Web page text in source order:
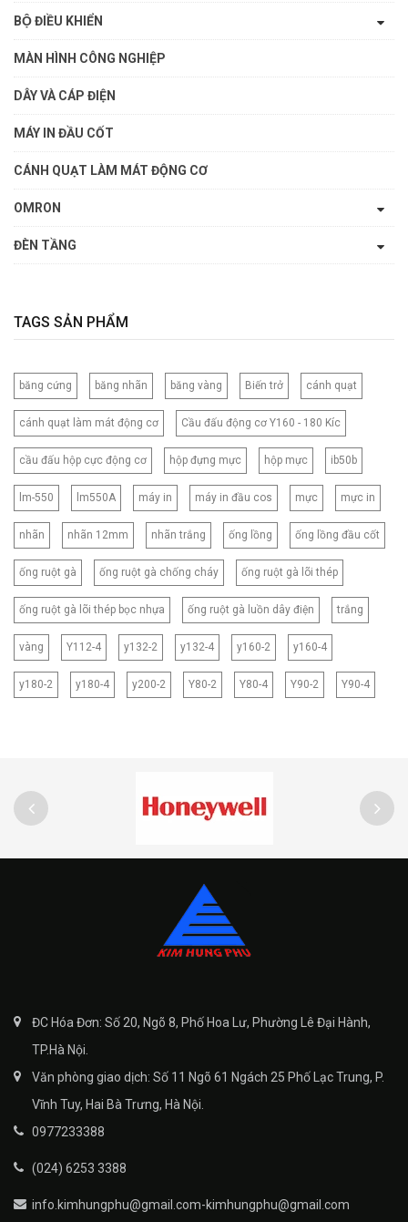
BỘ ĐIỀU KHIỂN
MÀN HÌNH CÔNG NGHIỆP
DÂY VÀ CÁP ĐIỆN
MÁY IN ĐẦU CỐT
CÁNH QUẠT LÀM MÁT ĐỘNG CƠ
OMRON
ĐÈN TẦNG
TAGS SẢN PHẨM
băng cứng băng nhãn băng vàng Biến trở cánh quạt
cánh quạt làm mát động cơ Cầu đấu động cơ Y160 - 180 Kíc
cầu đấu hộp cực động cơ hộp đựng mực hộp mực ib50b
lm-550 lm550A máy in máy in đầu cos mực mực in
nhãn nhãn 12mm nhãn trắng ống lồng ống lồng đầu cốt
ống ruột gà ống ruột gà chống cháy ống ruột gà lõi thép
ống ruột gà lõi thép bọc nhựa ống ruột gà luồn dây điện trắng
vàng Y112-4 y132-2 y132-4 y160-2 y160-4
y180-2 y180-4 y200-2 Y80-2 Y80-4 Y90-2 Y90-4
ĐC Hóa Đơn: Số 20, Ngõ 8, Phố Hoa Lư, Phường Lê Đại Hành,
TP.Hà Nội.
Văn phòng giao dịch: Số 11 Ngõ 61 Ngách 25 Phố Lạc Trung, P.
Vĩnh Tuy, Hai Bà Trưng, Hà Nội.
0977233388
(024) 6253 3388
info.kimhungphu@gmail.com-kimhungphu@gmail.com